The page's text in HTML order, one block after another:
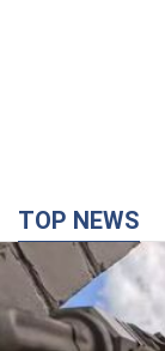
TOP NEWS